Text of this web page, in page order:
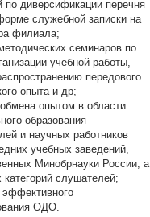
по диверсификации перечня
служебной записки на
филиала;
семинаров по
учебной работы,
передового
опыта и др;
опытом в области
образования
и научных работников
учебных заведений,
Минобрнауки России, а
категорий слушателей;
эффективного
ОДО.